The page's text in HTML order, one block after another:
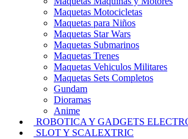
Maquetas Motocicletas
Maquetas para Niños
Maquetas Star Wars
Maquetas Submarinos
Maquetas Trenes
Maquetas Vehiculos Militares
Maquetas Sets Completos
Gundam
Dioramas
Anime
ROBOTICA Y GADGETS
SLOT Y SCALEXTRIC